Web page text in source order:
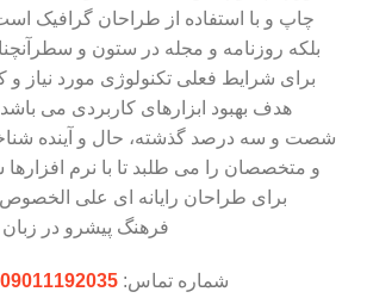
چاپ و با استفاده از طراحان گرافیک
بلکه روزنامه و مجله در ستون و
برای شرایط فعلی تکنولوژی مورد نیاز و
هدف بهبود ابزارهای کاربردی می باشد.
شصت و سه درصد گذشته، حال و آینده
و متخصصان را می طلبد تا با نرم افزارها
برای طراحان رایانه ای علی
فرهنگ پیشرو در
شماره تماس: 09011192035